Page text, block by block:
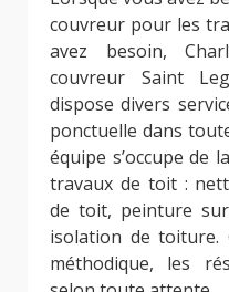
couvreur pour les
avez besoin,
couvreur Saint
dispose divers
ponctuelle dans
équipe s’occupe de
travaux de toit :
de toit, peinture
isolation de toiture.
méthodique, les